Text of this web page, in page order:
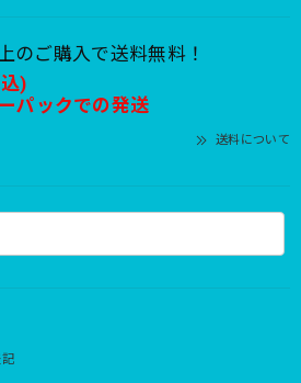
のご購入で送料無料！
)
パックでの発送
送料について